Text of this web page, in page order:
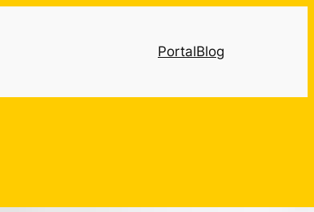
PortalBlog